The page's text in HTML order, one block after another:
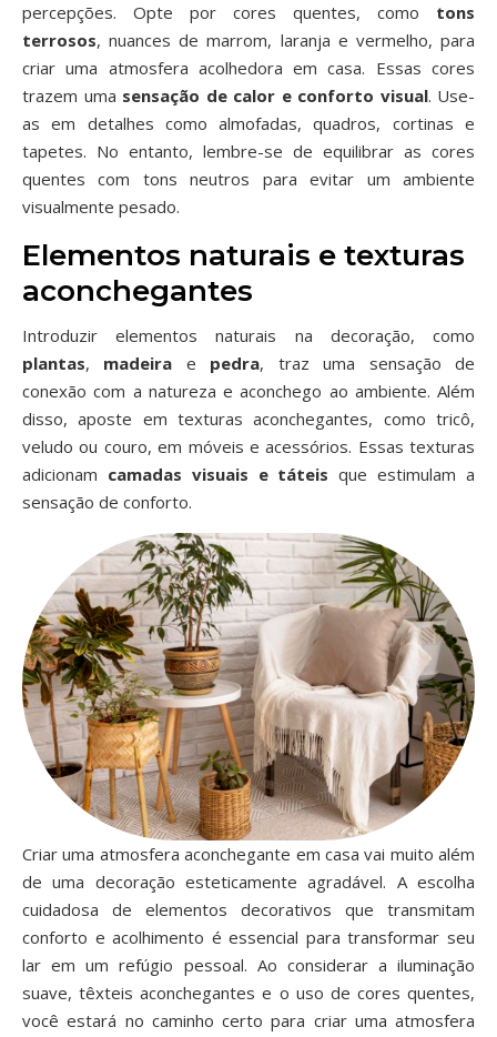
percepções. Opte por cores quentes, como tons
terrosos, nuances de marrom, laranja e vermelho, para
criar uma atmosfera acolhedora em casa. Essas cores
trazem uma sensação de calor e conforto visual. Use-
as em detalhes como almofadas, quadros, cortinas e
tapetes. No entanto, lembre-se de equilibrar as cores
quentes com tons neutros para evitar um ambiente
visualmente pesado.
Elementos naturais e texturas
aconchegantes
Introduzir elementos naturais na decoração, como
plantas, madeira e pedra, traz uma sensação de
conexão com a natureza e aconchego ao ambiente. Além
disso, aposte em texturas aconchegantes, como tricô,
veludo ou couro, em móveis e acessórios. Essas texturas
adicionam camadas visuais e táteis que estimulam a
sensação de conforto.
Criar uma atmosfera aconchegante em casa vai muito além
de uma decoração esteticamente agradável. A escolha
cuidadosa de elementos decorativos que transmitam
conforto e acolhimento é essencial para transformar seu
lar em um refúgio pessoal. Ao considerar a iluminação
suave, têxteis aconchegantes e o uso de cores quentes,
você estará no caminho certo para criar uma atmosfera